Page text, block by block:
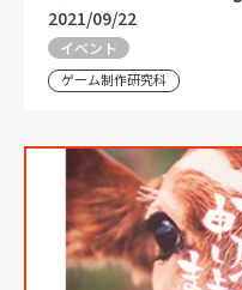
2021/09/22
イベント
ゲーム制作研究科